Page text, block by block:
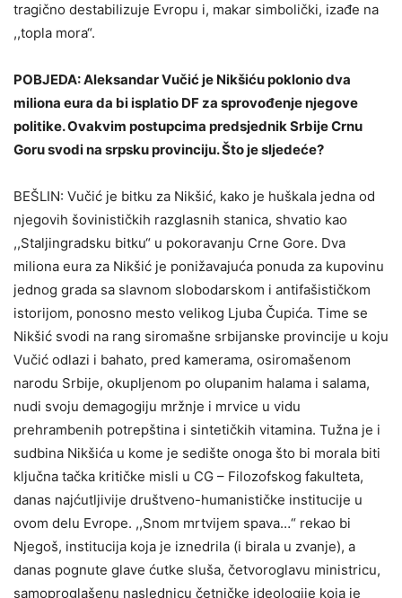
tragično destabilizuje Evropu i, makar simbolički, izađe na
,,topla mora“.
POBJEDA: Aleksandar Vučić je Nikšiću poklonio dva
miliona eura da bi isplatio DF za sprovođenje njegove
politike. Ovakvim postupcima predsjednik Srbije Crnu
Goru svodi na srpsku provinciju. Što je sljedeće?
BEŠLIN: Vučić je bitku za Nikšić, kako je huškala jedna od
njegovih šovinističkih razglasnih stanica, shvatio kao
,,Staljingradsku bitku“ u pokoravanju Crne Gore. Dva
miliona eura za Nikšić je ponižavajuća ponuda za kupovinu
jednog grada sa slavnom slobodarskom i antifašističkom
istorijom, ponosno mesto velikog Ljuba Čupića. Time se
Nikšić svodi na rang siromašne srbijanske provincije u koju
Vučić odlazi i bahato, pred kamerama, osiromašenom
narodu Srbije, okupljenom po olupanim halama i salama,
nudi svoju demagogiju mržnje i mrvice u vidu
prehrambenih potrepština i sintetičkih vitamina. Tužna je i
sudbina Nikšića u kome je sedište onoga što bi morala biti
ključna tačka kritičke misli u CG – Filozofskog fakulteta,
danas najćutljivije društveno-humanističke institucije u
ovom delu Evrope. ,,Snom mrtvijem spava…“ rekao bi
Njegoš, institucija koja je iznedrila (i birala u zvanje), a
danas pognute glave ćutke sluša, četvoroglavu ministricu,
samoproglašenu naslednicu četničke ideologije koja je